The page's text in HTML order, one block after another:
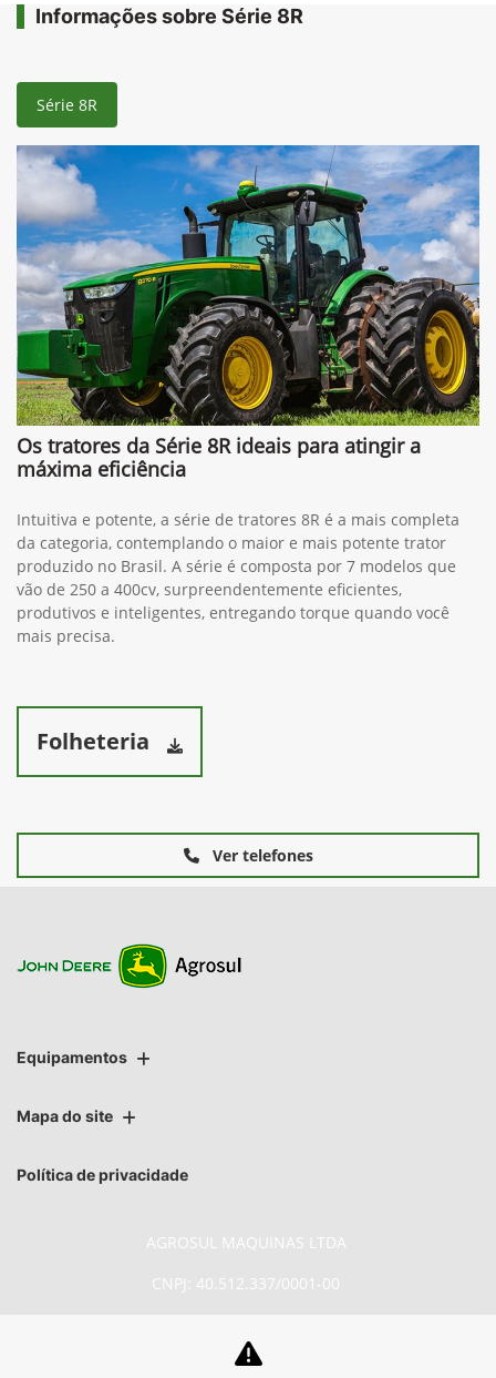
Informações sobre Série 8R
Série 8R
Os tratores da Série 8R ideais para atingir a
máxima eficiência
Intuitiva e potente, a série de tratores 8R é a mais completa
da categoria, contemplando o maior e mais potente trator
produzido no Brasil. A série é composta por 7 modelos que
vão de 250 a 400cv, surpreendentemente eficientes,
produtivos e inteligentes, entregando torque quando você
mais precisa.
Folheteria
Ver telefones
Equipamentos
Mapa do site
Política de privacidade
AGROSUL MAQUINAS LTDA
CNPJ: 40.512.337/0001-00